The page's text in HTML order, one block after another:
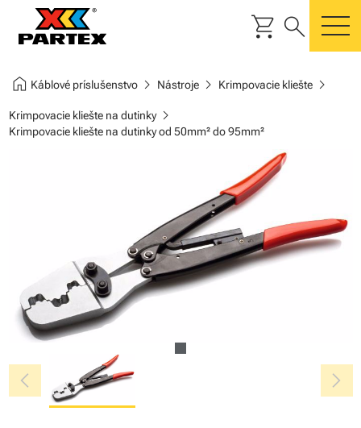
shopping_cart search
home Káblové príslušenstvochevron_right Nástrojechevron_right Krimpovacie klieštechevron_right
Krimpovacie kliešte na dutinkychevron_right
Krimpovacie kliešte na dutinky od 50mm² do 95mm²
chevron_left chevron_right